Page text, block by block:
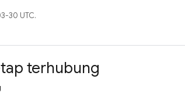
30 UTC.
terhubung